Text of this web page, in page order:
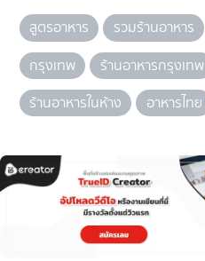
สูตรอาหาร รวมร้านอาหาร
กรุงเทพ
ร้านอาหารกรุงเทพ
ร้านอาหารในห้าง
อาหารไทย